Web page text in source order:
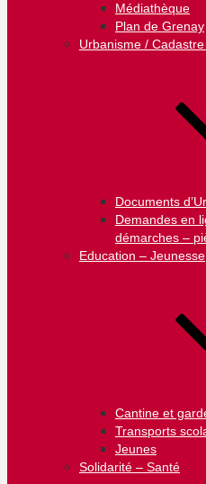
Médiathèque
Plan de Grenay
Urbanisme /
Documents
Demandes en
démarches –
Education – Jeunesse
Cantine et
Transports
Jeunes
Solidarité – Santé